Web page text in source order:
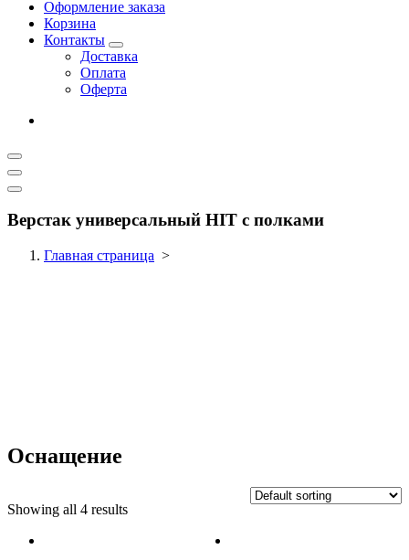
Оформление заказа
Корзина
Контакты
Доставка
Оплата
Оферта
Верстак универсальный HIT с полками
Главная страница >
Оснащение
Showing all 4 results